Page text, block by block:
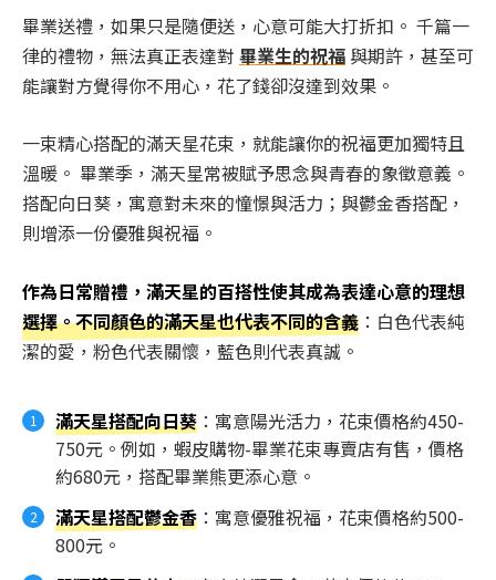
畢業送禮，如果只是隨便送，心意可能大打折扣。 千篇一
律的禮物，無法真正表達對 畢業生的祝福 與期許，甚至可
能讓對方覺得你不用心，花了錢卻沒達到效果。
一束精心搭配的滿天星花束，就能讓你的祝福更加獨特且
溫暖。 畢業季，滿天星常被賦予思念與青春的象徵意義。
搭配向日葵，寓意對未來的憧憬與活力；與鬱金香搭配，
則增添一份優雅與祝福。
作為日常贈禮，滿天星的百搭性使其成為表達心意的理想
選擇。不同顏色的滿天星也代表不同的含義 ：白色代表純
潔的愛，粉色代表關懷，藍色則代表真誠。
滿天星搭配向日葵 ：寓意陽光活力，花束價格約450-
750元。例如，蝦皮購物-畢業花束專賣店有售，價格
約680元，搭配畢業熊更添心意。
滿天星搭配鬱金香 ：寓意優雅祝福，花束價格約500-
800元。